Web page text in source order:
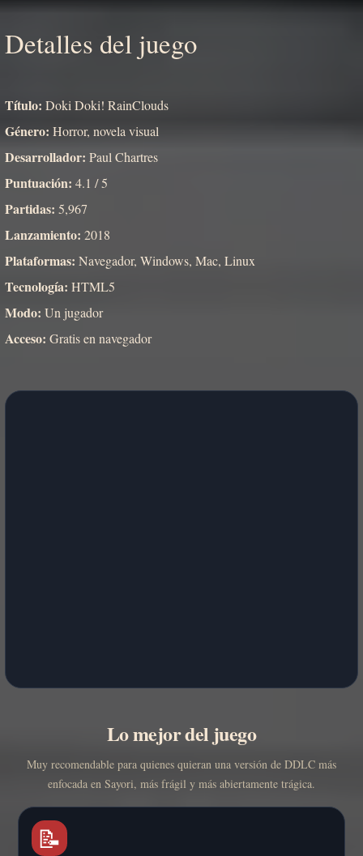
Detalles del juego
Título: Doki Doki! RainClouds
Género: Horror, novela visual
Desarrollador: Paul Chartres
Puntuación: 4.1 / 5
Partidas: 5,967
Lanzamiento: 2018
Plataformas: Navegador, Windows, Mac, Linux
Tecnología: HTML5
Modo: Un jugador
Acceso: Gratis en navegador
Lo mejor del juego
Muy recomendable para quienes quieran una versión de DDLC más
enfocada en Sayori, más frágil y más abiertamente trágica.
📝